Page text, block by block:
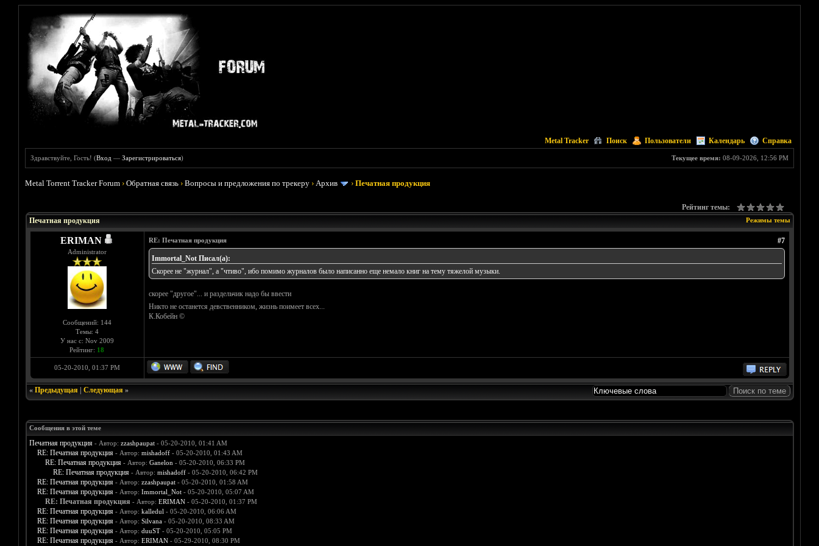
Metal Tracker Поиск Пользователи Календарь Справка
Текущее время: 08-09-2026, 12:56 PM
Здравствуйте, Гость! (Вход —Зарегистрироваться)
Metal Torrent Tracker Forum ›Обратная связь ›Вопросы и предложения по трекеру ›Архив ›Печатная продукция
Рейтинг темы:
Режимы темы
Печатная продукция
ERIMAN
Administrator
Сообщений: 144
Темы: 4
У нас с: Nov 2009
Рейтинг: 18
#7
RE: Печатная продукция
Immortal_Not Писал(а):
Скорее не "журнал", а "чтиво", ибо помимо журналов было написанно еще немало книг на тему тяжелой музыки.
скорее "другое"... и раздельчик надо бы ввести
Никто не останется девственником, жизнь поимеет всех...
К.Кобейн ©
05-20-2010, 01:37 PM
« Предыдущая| Следующая»
Сообщения в этой теме
Печатная продукция - Автор: zzashpaupat- 05-20-2010, 01:41 AM
RE: Печатная продукция - Автор: mishadoff- 05-20-2010, 01:43 AM
RE: Печатная продукция - Автор: Ganelon - 05-20-2010, 06:33 PM
RE: Печатная продукция - Автор: mishadoff- 05-20-2010, 06:42 PM
RE: Печатная продукция - Автор: zzashpaupat- 05-20-2010, 01:58 AM
RE: Печатная продукция - Автор: Immortal_Not- 05-20-2010, 05:07 AM
RE: Печатная продукция - Автор: ERIMAN- 05-20-2010, 01:37 PM
RE: Печатная продукция - Автор: kalledul - 05-20-2010, 06:06 AM
RE: Печатная продукция - Автор: Silvana- 05-20-2010, 08:33 AM
RE: Печатная продукция - Автор: duuST- 05-20-2010, 05:05 PM
RE: Печатная продукция - Автор: ERIMAN- 05-29-2010, 08:30 PM